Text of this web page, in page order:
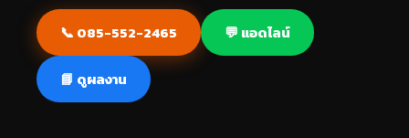
📞 085-552-2465 💬 แอดไลน์
📘 ดูผลงาน